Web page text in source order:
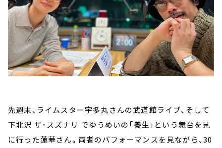
先週末、ライムスター宇多丸さんの武道館ライブ、そして
下北沢 ザ･スズナリ でゆうめいの「養生」という舞台を見
に行った蓮華さん。両者のパフォーマンスを見ながら、30